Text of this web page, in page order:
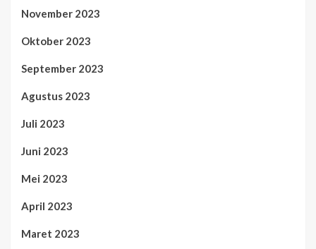
November 2023
Oktober 2023
September 2023
Agustus 2023
Juli 2023
Juni 2023
Mei 2023
April 2023
Maret 2023